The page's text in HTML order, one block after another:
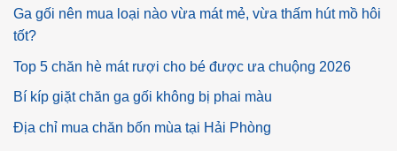
Ga gối nên mua loại nào vừa mát mẻ, vừa thấm hút mồ hôi
tốt?
Top 5 chăn hè mát rượi cho bé được ưa chuộng 2026
Bí kíp giặt chăn ga gối không bị phai màu
Địa chỉ mua chăn bốn mùa tại Hải Phòng